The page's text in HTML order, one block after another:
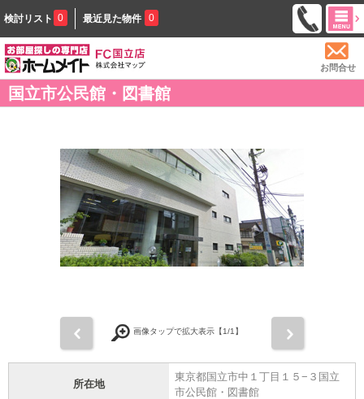
検討リスト 0 最近見た物件 0
お問合せ
国立市公民館・図書館
画像タップで拡大表示【1/1】
所在地
東京都国立市中１丁目１５−３国立
市公民館・図書館